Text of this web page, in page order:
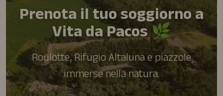
Prenota il tuo soggiorno a
Vita da Pacos 🌿
Roulotte, Rifugio Altaluna e piazzole
immerse nella natura.